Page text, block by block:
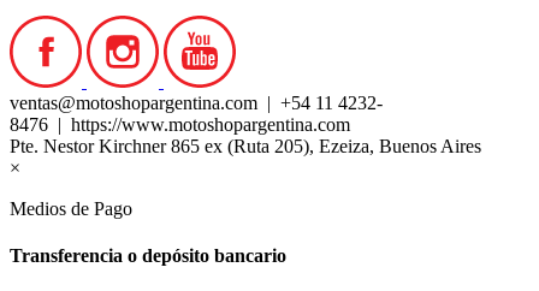
ventas@motoshopargentina.com | +54 11 4232-
8476 | https://www.motoshopargentina.com
Pte. Nestor Kirchner 865 ex (Ruta 205), Ezeiza, Buenos Aires
×
Medios de Pago
Transferencia o depósito bancario